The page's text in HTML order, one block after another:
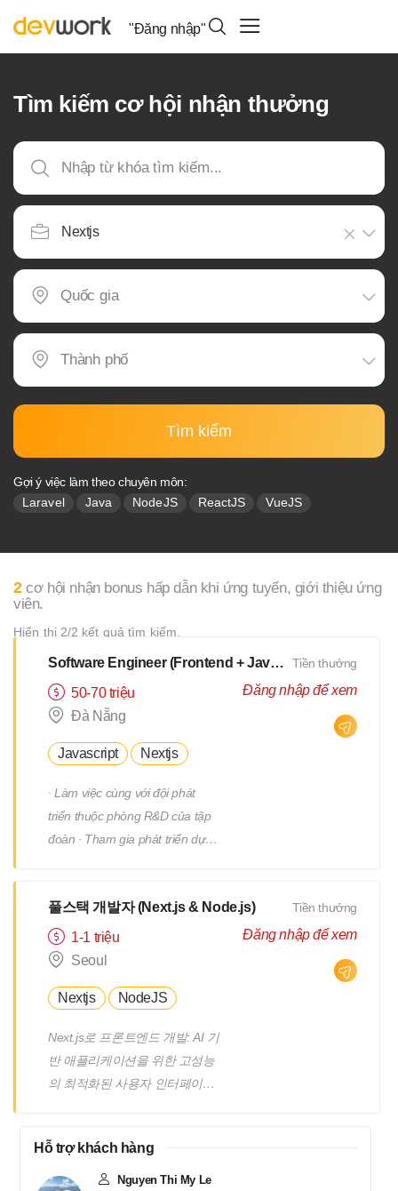
"Đăng nhập"
Tìm kiếm cơ hội nhận thưởng
Nextjs
Tìm kiếm
Gợi ý việc làm theo chuyên môn:
Laravel Java NodeJS ReactJS VueJS
2cơ hội nhận bonus hấp dẫn khi ứng tuyển, giới thiệu ứng
viên.
Hiển thị 2/2 kết quả tìm kiếm.
Software Engineer (Frontend + Javascript) [Salary up to $3000]
50-70 triệu
Đà Nẵng
Javascript Nextjs
∙ Làm việc cùng với đội phát
triển thuộc phòng R&D của tập
đoàn ∙ Tham gia phát triển dự
Spec, confirm trong quá trình
phát triển dự án; ∙ Phối hợp với
các thành viên trong team để
chức năng của sản phẩm. ∙ Có
đoàn GMO Internet Group
(Tokyo hoặc Osaka).
Tiền thưởng
Đăng nhập để xem
풀스택 개발자 (Next.js & Node.js)
1-1 triệu
Seoul
Nextjs NodeJS
Next.js로 프론트엔드 개발: AI 기
반 애플리케이션을 위한 고성능
의 최적화된 사용자 인터페이스
구축 및 프론트엔드와의 통합 AI
시스템 웹 통합: Data Scientist
Tiền thưởng
Đăng nhập để xem
Hỗ trợ khách hàng
Nguyen Thi My Le